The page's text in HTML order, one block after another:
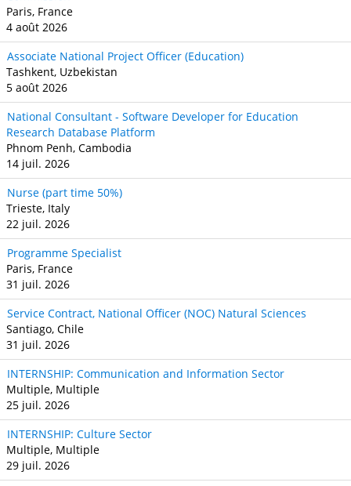
Paris, France
4 août 2026
Associate National Project Officer (Education)
Tashkent, Uzbekistan
5 août 2026
National Consultant - Software Developer for Education
Research Database Platform
Phnom Penh, Cambodia
14 juil. 2026
Nurse (part time 50%)
Trieste, Italy
22 juil. 2026
Programme Specialist
Paris, France
31 juil. 2026
Service Contract, National Officer (NOC) Natural Sciences
Santiago, Chile
31 juil. 2026
INTERNSHIP: Communication and Information Sector
Multiple, Multiple
25 juil. 2026
INTERNSHIP: Culture Sector
Multiple, Multiple
29 juil. 2026